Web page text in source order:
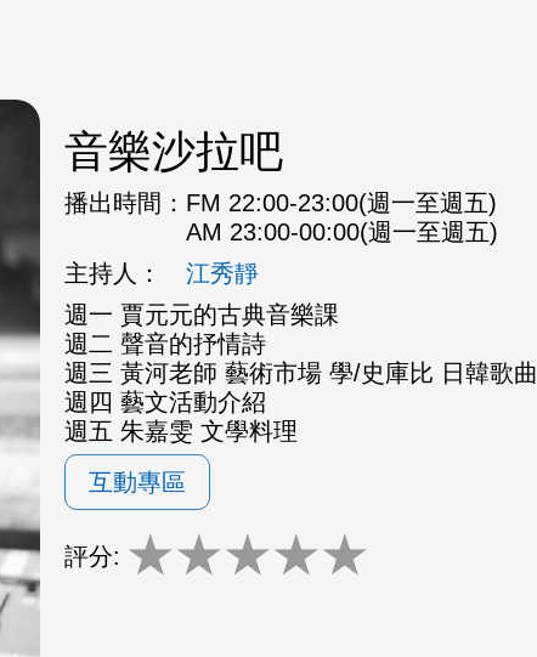
音樂沙拉吧
播出時間： FM 22:00-23:00(週一至週五)
AM 23:00-00:00(週一至週五)
主持人：
江秀靜
週一 賈元元的古典音樂課
週二 聲音的抒情詩
週三 黃河老師 藝術市場 學/史庫比 日韓歌曲
週四 藝文活動介紹
週五 朱嘉雯 文學料理
互動專區
評分: ★★★★★